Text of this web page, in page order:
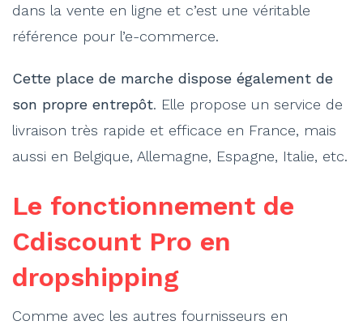
dans la vente en ligne et c’est une véritable
référence pour l’e-commerce.
Cette place de marche dispose également de
son propre entrepôt. Elle propose un service de
livraison très rapide et efficace en France, mais
aussi en Belgique, Allemagne, Espagne, Italie, etc.
Le fonctionnement de
Cdiscount Pro en
dropshipping
Comme avec les autres fournisseurs en